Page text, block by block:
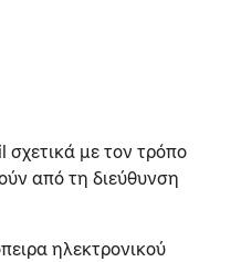
σχετικά με τον τρόπο
από τη διεύθυνση
ηλεκτρονικού